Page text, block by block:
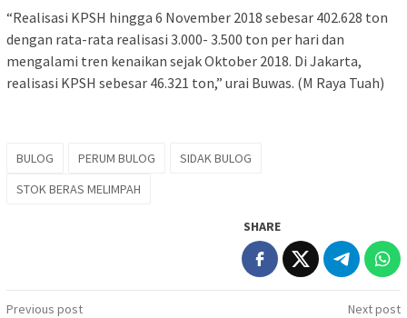
“Realisasi KPSH hingga 6 November 2018 sebesar 402.628 ton
dengan rata-rata realisasi 3.000- 3.500 ton per hari dan
mengalami tren kenaikan sejak Oktober 2018. Di Jakarta,
realisasi KPSH sebesar 46.321 ton,” urai Buwas. (M Raya Tuah)
BULOG PERUM BULOG
SIDAK BULOG
STOK BERAS MELIMPAH
SHARE
Previous post Next post